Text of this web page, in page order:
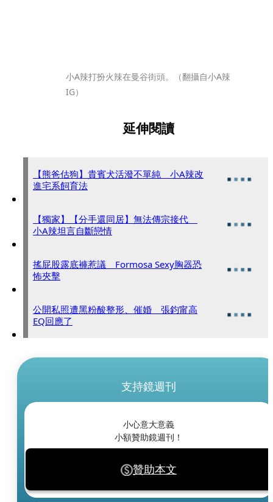
小A辣打扮火辣在曼谷街頭。（翻攝自小A辣
IG）
延伸閱讀
【熊爸估狗】貴賓犬活潑不單純 小A辣改
進宅系飼育法
【獨家】【分手還同居】無法傳宗接代
小A辣坦言自斷戀情
搖屁股露底褲惹議 Formosa Sexy胸器恐
怖夾擊
公開私照遭黑粉酸整形、催婚 張鈞甯高
EQ回應了
支持鏡週刊
小心意大意義
小額贊助鏡週刊！
贊助本文